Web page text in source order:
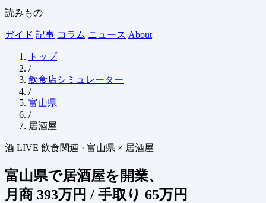
読みもの
ガイド 記事 コラム ニュース About
トップ
/
飲食店シミュレーター
/
富山県
/
居酒屋
酒 LIVE 飲食関連 · 富山県 × 居酒屋
富山県で居酒屋を開業、
月商 393万円 / 手取り 65万円